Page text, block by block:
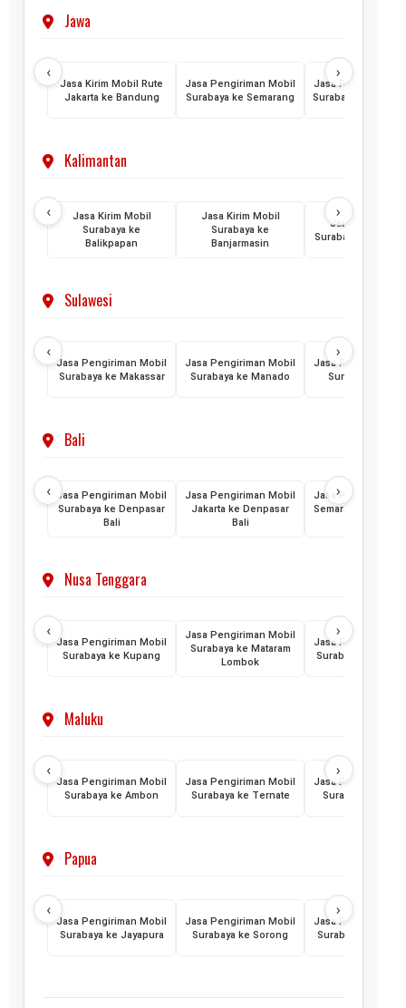
Jawa
‹
Jasa Kirim Mobil Rute
Jakarta ke Bandung
Jasa Pengiriman Mobil
Surabaya ke Semarang
Jasa Pengiriman
Surabaya ke
›
Kalimantan
‹
Jasa Kirim Mobil
Surabaya ke
Balikpapan
Jasa Kirim Mobil
Surabaya ke
Banjarmasin
Jasa Kirim
Surabaya ke
›
Sulawesi
‹
Jasa Pengiriman Mobil
Surabaya ke Makassar
Jasa Pengiriman Mobil
Surabaya ke Manado
Jasa Pengiriman
Surabaya ke
›
Bali
‹
Jasa Pengiriman Mobil
Surabaya ke Denpasar
Bali
Jasa Pengiriman Mobil
Jakarta ke Denpasar
Bali
Jasa Pengiriman
Semarang ke
›
Nusa Tenggara
‹
Jasa Pengiriman Mobil
Surabaya ke Kupang
Jasa Pengiriman Mobil
Surabaya ke Mataram
Lombok
Jasa Pengiriman
Surabaya ke
›
Maluku
‹
Jasa Pengiriman Mobil
Surabaya ke Ambon
Jasa Pengiriman Mobil
Surabaya ke Ternate
Jasa Pengiriman
Surabaya ke
›
Papua
‹
Jasa Pengiriman Mobil
Surabaya ke Jayapura
Jasa Pengiriman Mobil
Surabaya ke Sorong
Jasa Pengiriman
Surabaya ke
›